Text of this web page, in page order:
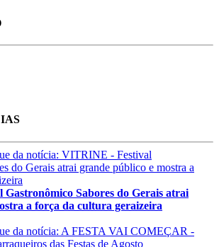
Sabores do Gerais atrai
a força da cultura geraizeira